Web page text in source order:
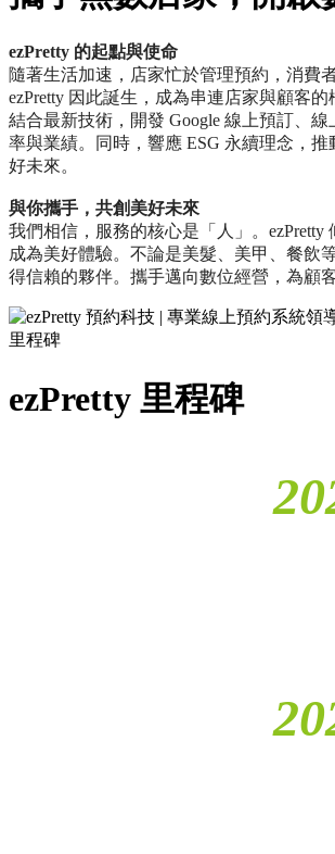
ezPretty 的起點與使命
隨著生活加速，店家忙於管理預約，消費
ezPretty 因此誕生，成為串連店家與顧客
結合最新技術，開發 Google 線上預訂、
率與業績。同時，響應 ESG 永續理念，
好未來。
與你攜手，共創美好未來
我們相信，服務的核心是「人」。
成為美好體驗。不論是美髮、美甲、餐飲
得信賴的夥伴。攜手邁向數位經營，為顧
里程碑
ezPretty 里程碑